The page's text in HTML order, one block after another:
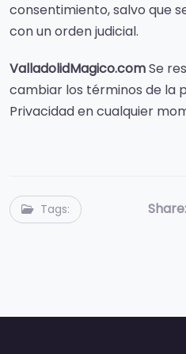
consentimiento, salvo que
con un orden judicial.
ValladolidMagico.comSe
cambiar los términos de la
Privacidad en cualquier
Tags: Share: